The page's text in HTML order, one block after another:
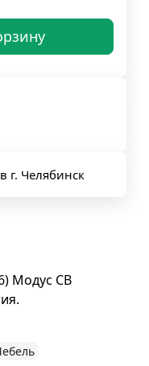
г. Челябинск
Модус СВ